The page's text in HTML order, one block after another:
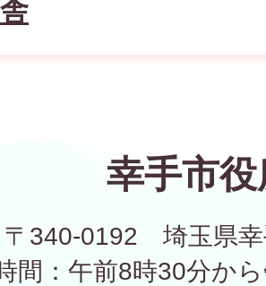
幸手市役
〒340-0192 埼玉県幸
間：午前8時30分か